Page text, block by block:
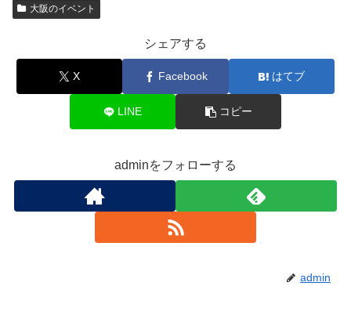
大阪のイベント
シェアする
X Facebook はてブ
LINE コピー
adminをフォローする
admin